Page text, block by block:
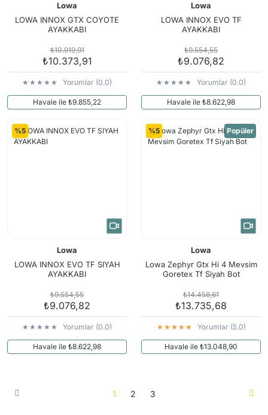
Lowa
LOWA INNOX GTX COYOTE
AYAKKABI
₺10.919,91
₺10.373,91
Yorumlar (0.0)
Havale ile ₺9.855,22
Lowa
LOWA INNOX EVO TF
AYAKKABI
₺9.554,55
₺9.076,82
Yorumlar (0.0)
Havale ile ₺8.622,98
%5
Lowa
LOWA INNOX EVO TF SIYAH
AYAKKABI
₺9.554,55
₺9.076,82
Yorumlar (0.0)
Havale ile ₺8.622,98
%5 Popüler
Lowa
Lowa Zephyr Gtx Hi 4 Mevsim
Goretex Tf Siyah Bot
₺14.458,61
₺13.735,68
Yorumlar (5.0)
Havale ile ₺13.048,90
1 2 3